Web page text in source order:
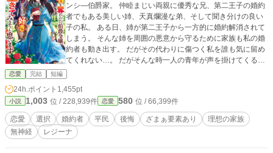
ンシ―伯爵家。 仲睦まじい両親に優秀な兄、第二王子の婚約
者でもある美しい姉、天真爛漫な弟、そして聞き分けの良い
子の私。 ある日、姉が第二王子から一方的に婚約解消されて
しまう。 そんな姉を周囲の悪意から守るために家族も私の婚
約者も動き出す。 だがその代わりに傷つく私を誰も気に留め
てくれない…。 だがそんな時一人の青年が声を掛けてくる。
『ねえ君、無理していない？』 その一言が私を救ってくれ
た。 ※作者の他作品『すべてはあなたの為だった～狂愛～』
の登場人物も出ています。 そちらも読んでいただくとより楽
しめると思います。
恋愛 完結 短編
24h.ポイント 1,455pt
小説 1,003 位 / 228,939件 恋愛 580 位 / 66,399件
恋愛 選択 婚約者 平民 後悔 ざまぁ要素あり
理想の家族
無神経
レジーナ